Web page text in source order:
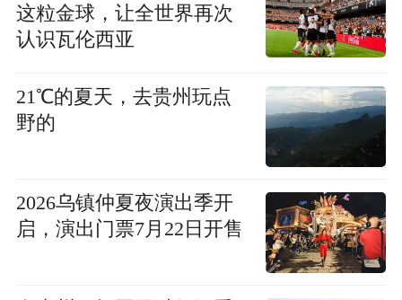
这粒金球，让全世界再次
认识瓦伦西亚
21℃的夏天，去贵州玩点
野的
2026乌镇仲夏夜演出季开
启，演出门票7月22日开售